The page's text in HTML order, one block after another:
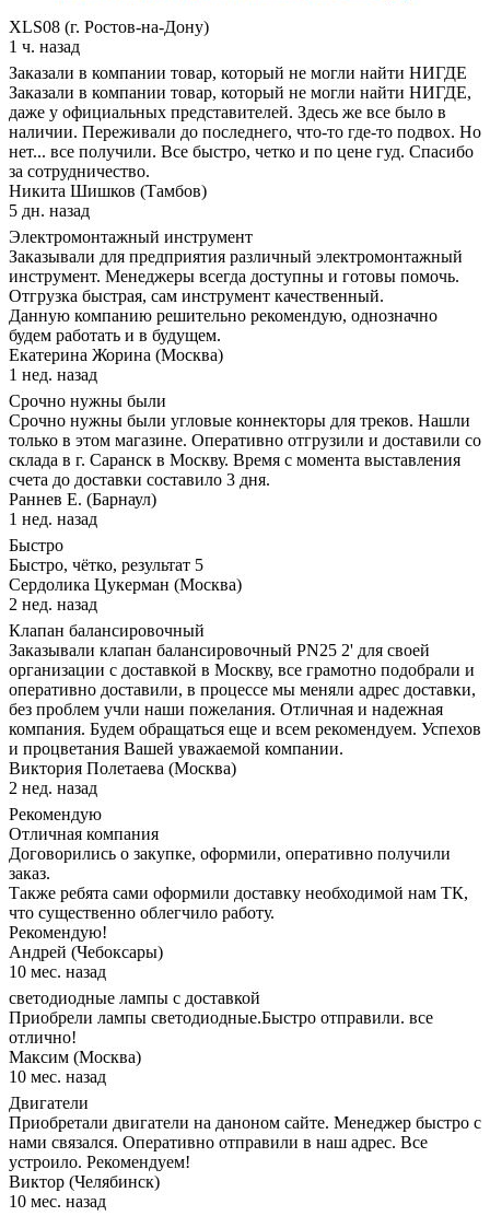
XLS08 (г. Ростов-на-Дону)
1 ч. назад
Заказали в компании товар, который не могли найти НИГДЕ
Заказали в компании товар, который не могли найти НИГДЕ,
даже у официальных представителей. Здесь же все было в
наличии. Переживали до последнего, что-то где-то подвох. Но
нет... все получили. Все быстро, четко и по цене гуд. Спасибо
за сотрудничество.
Никита Шишков (Тамбов)
5 дн. назад
Электромонтажный инструмент
Заказывали для предприятия различный электромонтажный
инструмент. Менеджеры всегда доступны и готовы помочь.
Отгрузка быстрая, сам инструмент качественный.
Данную компанию решительно рекомендую, однозначно
будем работать и в будущем.
Екатерина Жорина (Москва)
1 нед. назад
Срочно нужны были
Срочно нужны были угловые коннекторы для треков. Нашли
только в этом магазине. Оперативно отгрузили и доставили со
склада в г. Саранск в Москву. Время с момента выставления
счета до доставки составило 3 дня.
Раннев Е. (Барнаул)
1 нед. назад
Быстро
Быстро, чётко, результат 5
Сердолика Цукерман (Москва)
2 нед. назад
Клапан балансировочный
Заказывали клапан балансировочный PN25 2' для своей
организации с доставкой в Москву, все грамотно подобрали и
оперативно доставили, в процессе мы меняли адрес доставки,
без проблем учли наши пожелания. Отличная и надежная
компания. Будем обращаться еще и всем рекомендуем. Успехов
и процветания Вашей уважаемой компании.
Виктория Полетаева (Москва)
2 нед. назад
Рекомендую
Отличная компания
Договорились о закупке, оформили, оперативно получили
заказ.
Также ребята сами оформили доставку необходимой нам ТК,
что существенно облегчило работу.
Рекомендую!
Андрей (Чебоксары)
10 мес. назад
светодиодные лампы с доставкой
Приобрели лампы светодиодные.Быстро отправили. все
отлично!
Максим (Москва)
10 мес. назад
Двигатели
Приобретали двигатели на даноном сайте. Менеджер быстро с
нами связался. Оперативно отправили в наш адрес. Все
устроило. Рекомендуем!
Виктор (Челябинск)
10 мес. назад